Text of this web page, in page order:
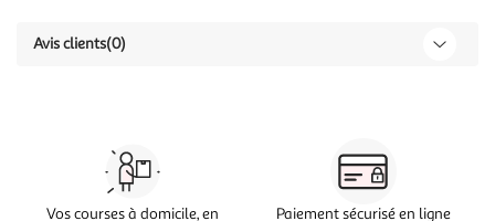
Avis clients(0)
Vos courses à domicile, en
Paiement sécurisé en ligne